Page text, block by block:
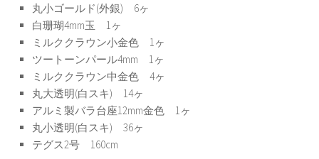
丸小ゴールド(外銀) 6ヶ
白珊瑚4mm玉 1ヶ
ミルククラウン小金色 1ヶ
ツートーンパール4mm 1ヶ
ミルククラウン中金色 4ヶ
丸大透明(白スキ) 14ヶ
アルミ製バラ台座12mm金色 1ヶ
丸小透明(白スキ) 36ヶ
テグス2号 160cm